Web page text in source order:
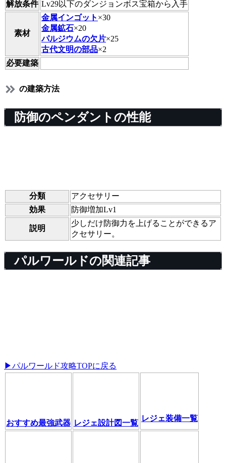
解放条件 Lv29以下のダンジョンボス宝箱から入手
素材
金属インゴット ×30
金属鉱石×20
パルジウムの欠片×25
古代文明の部品×2
必要建築
の建築方法
防御のペンダントの性能
分類
アクセサリー
効果
防御増加Lv1
説明
少しだけ防御力を上げることができるア
クセサリー。
パルワールドの関連記事
▶パルワールド攻略TOPに戻る
おすすめ最強武器 レジェ設計図一覧 レジェ装備一覧